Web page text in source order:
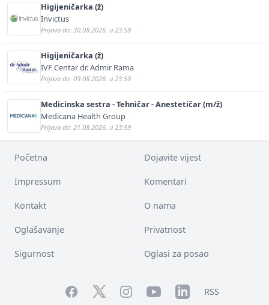
Higijeničarka (ž)
Invictus
Prijava do: 30.08.2026. u 23:59
Higijeničarka (ž)
IVF Centar dr. Admir Rama
Prijava do: 09.08.2026. u 23:59
Medicinska sestra - Tehničar - Anestetičar (m/ž)
Medicana Health Group
Prijava do: 21.08.2026. u 23:59
Početna Dojavite vijest
Impressum Komentari
Kontakt O nama
Oglašavanje Privatnost
Sigurnost Oglasi za posao
FacebookTwitterInstagramYouTubeLinkedInRSS